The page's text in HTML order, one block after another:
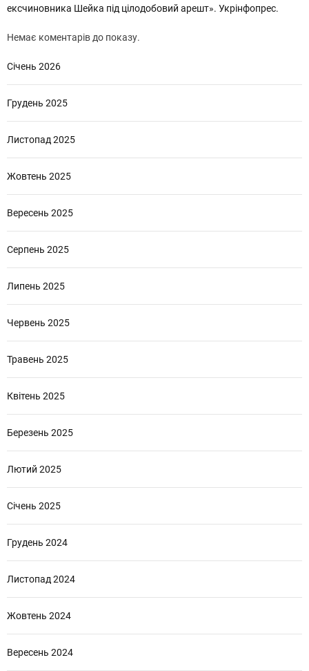
ексчиновника Шейка під цілодобовий арешт». Укрінфопрес.
Немає коментарів до показу.
Січень 2026
Грудень 2025
Листопад 2025
Жовтень 2025
Вересень 2025
Серпень 2025
Липень 2025
Червень 2025
Травень 2025
Квітень 2025
Березень 2025
Лютий 2025
Січень 2025
Грудень 2024
Листопад 2024
Жовтень 2024
Вересень 2024